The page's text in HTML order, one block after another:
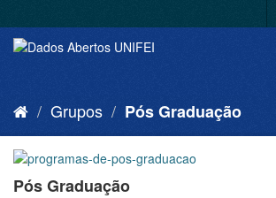
Grupos Pós Graduação
Pós Graduação